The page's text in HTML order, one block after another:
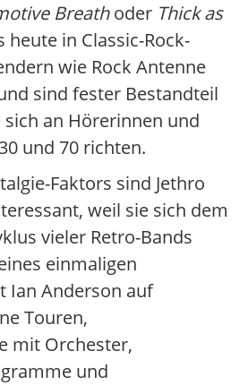
Breathoder Thick as
in Classic-Rock-
wie Rock Antenne
sind fester Bestandteil
sich an Hörerinnen und
und 70 richten.
Faktors sind Jethro
weil sie sich dem
vieler Retro-Bands
einmaligen
Ian Anderson auf
Touren,
mit Orchester,
und